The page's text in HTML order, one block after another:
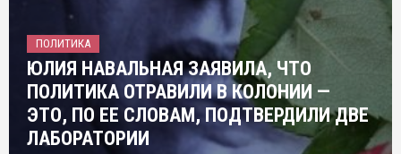
ПОЛИТИКА
ЮЛИЯ НАВАЛЬНАЯ ЗАЯВИЛА, ЧТО
ПОЛИТИКА ОТРАВИЛИ В КОЛОНИИ —
ЭТО, ПО ЕЕ СЛОВАМ, ПОДТВЕРДИЛИ ДВЕ
ЛАБОРАТОРИИ